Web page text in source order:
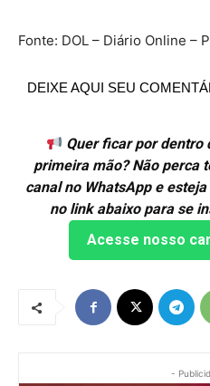
Fonte: DOL – Diário Online –
DEIXE AQUI SEU
Quer ficar por dentro
primeira mão? Não perca
canal no WhatsApp e
no link abaixo para se
Acesse nosso
-